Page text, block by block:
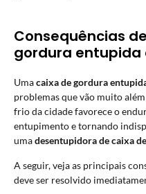
Consequências
gordura entupida
Umacaixa de gordura
problemas que vão muito
frio da cidade favorece o
entupimento e tornando
umadesentupidora de caixa
A seguir, veja as principais
deve ser resolvido